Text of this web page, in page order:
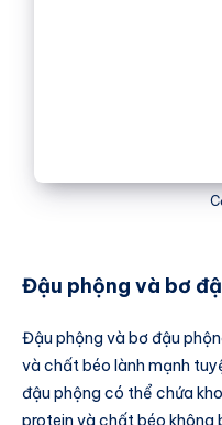
Đậu phộng và bơ
Đậu phộng và bơ đậu
và chất béo lành mạnh
đậu phộng có thể chứa
protein và chất béo